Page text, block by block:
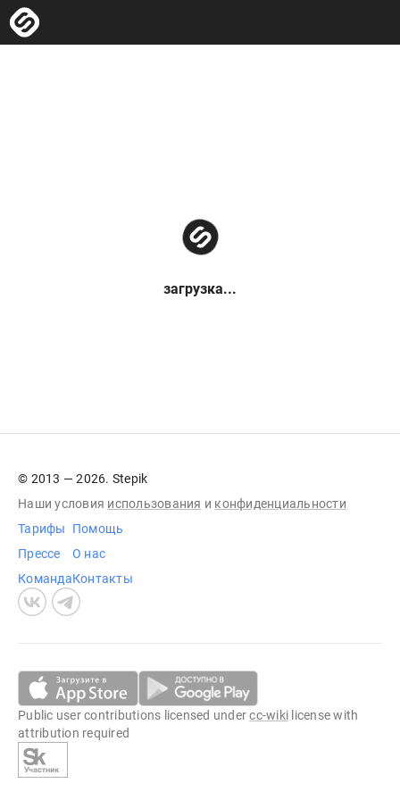
загрузка...
© 2013 — 2026. Stepik
Наши условия использования и конфиденциальности
Тарифы
Прессе
Команда
Помощь
О нас
Контакты
Public user contributions licensed undercc-wiki license with
attribution required